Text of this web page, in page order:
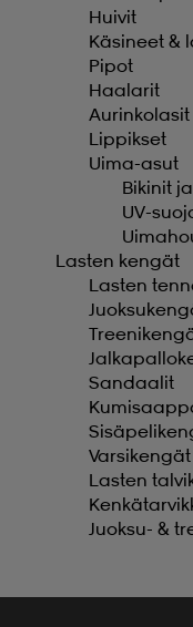
Huivit
Käsineet &
Pipot
Haalarit
Aurinkolasit
Lippikset
Uima-asut
Bikinit
UV-
Lasten kengät
Lasten
Sandaalit
Lasten
Juoksu- &